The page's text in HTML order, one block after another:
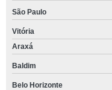
São Paulo
Vitória
Araxá
Baldim
Belo Horizonte